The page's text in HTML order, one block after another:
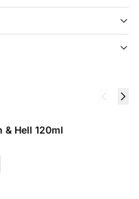
& Hell 120ml